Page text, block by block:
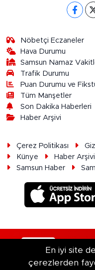
Nöbetçi Eczaneler
Hava Durumu
Samsun Namaz
Trafik Durumu
Puan Durumu ve
Tüm Manşetler
Son Dakika Haberleri
Haber Arşivi
Çerez Politikası
Künye
Haber Arşivi
Samsun Haber
En iyi site
çerezlerden